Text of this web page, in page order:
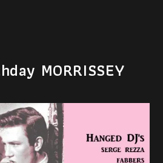
MORRISSEY